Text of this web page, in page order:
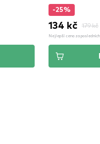
-25%
134 kč 179 kč
Nejlepší cena za